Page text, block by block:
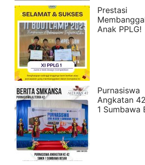
Prestasi
Anak PPLG!
Purnasiswa
Angkatan
1 Sumbawa